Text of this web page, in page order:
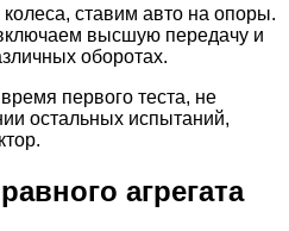
ставим авто на опоры.
высшую передачу и
оборотах.
первого теста, не
остальных испытаний,
агрегата